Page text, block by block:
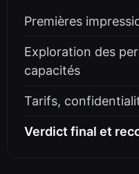
Premières
Exploration des
capacités
Tarifs,
Verdict final et